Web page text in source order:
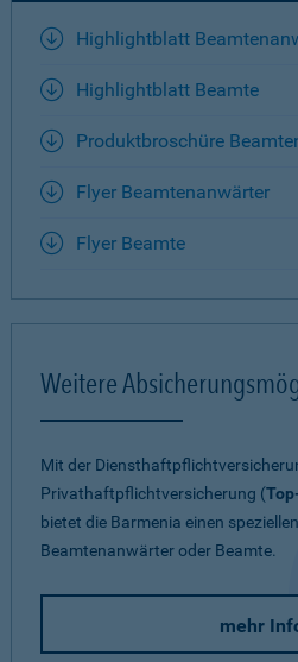
Highlightblatt
Highlightblatt Beamte
Produktbroschüre
Flyer Beamtenanwärter
Flyer Beamte
Weitere
Mit der
Privathaftpflichtversicherung (
bietet die Barmenia einen
Beamtenanwärter oder Beamte.
mehr